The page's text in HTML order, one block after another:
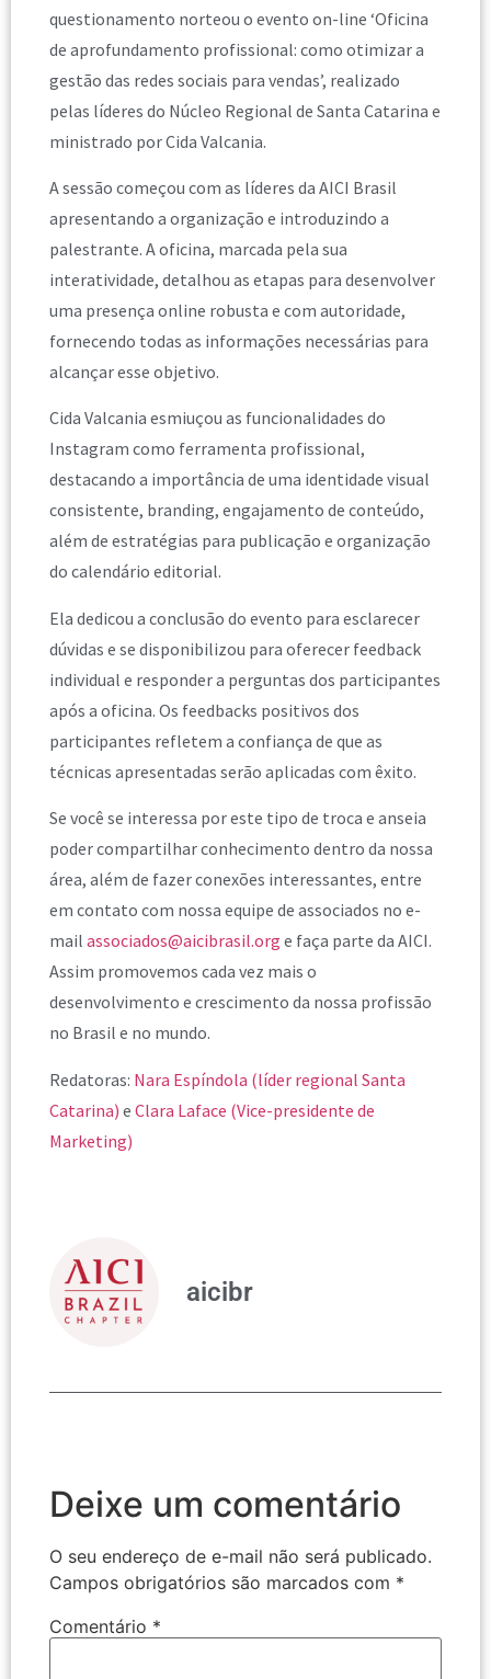
questionamento norteou o evento on-line ‘Oficina
de aprofundamento profissional: como otimizar a
gestão das redes sociais para vendas’, realizado
pelas líderes do Núcleo Regional de Santa Catarina e
ministrado por Cida Valcania.
A sessão começou com as líderes da AICI Brasil
apresentando a organização e introduzindo a
palestrante. A oficina, marcada pela sua
interatividade, detalhou as etapas para desenvolver
uma presença online robusta e com autoridade,
fornecendo todas as informações necessárias para
alcançar esse objetivo.
Cida Valcania esmiuçou as funcionalidades do
Instagram como ferramenta profissional,
destacando a importância de uma identidade visual
consistente, branding, engajamento de conteúdo,
além de estratégias para publicação e organização
do calendário editorial.
Ela dedicou a conclusão do evento para esclarecer
dúvidas e se disponibilizou para oferecer feedback
individual e responder a perguntas dos participantes
após a oficina. Os feedbacks positivos dos
participantes refletem a confiança de que as
técnicas apresentadas serão aplicadas com êxito.
Se você se interessa por este tipo de troca e anseia
poder compartilhar conhecimento dentro da nossa
área, além de fazer conexões interessantes, entre
em contato com nossa equipe de associados no e-
mail associados@aicibrasil.org e faça parte da AICI.
Assim promovemos cada vez mais o
desenvolvimento e crescimento da nossa profissão
no Brasil e no mundo.
Redatoras: Nara Espíndola (líder regional Santa
Catarina) e Clara Laface (Vice-presidente de
Marketing)
aicibr
Deixe um comentário
O seu endereço de e-mail não será publicado.
Campos obrigatórios são marcados com *
Comentário *